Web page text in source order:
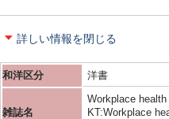
詳しい情報を閉じる
和洋区分 洋書
雑誌名
Workplace
KT:Workplace